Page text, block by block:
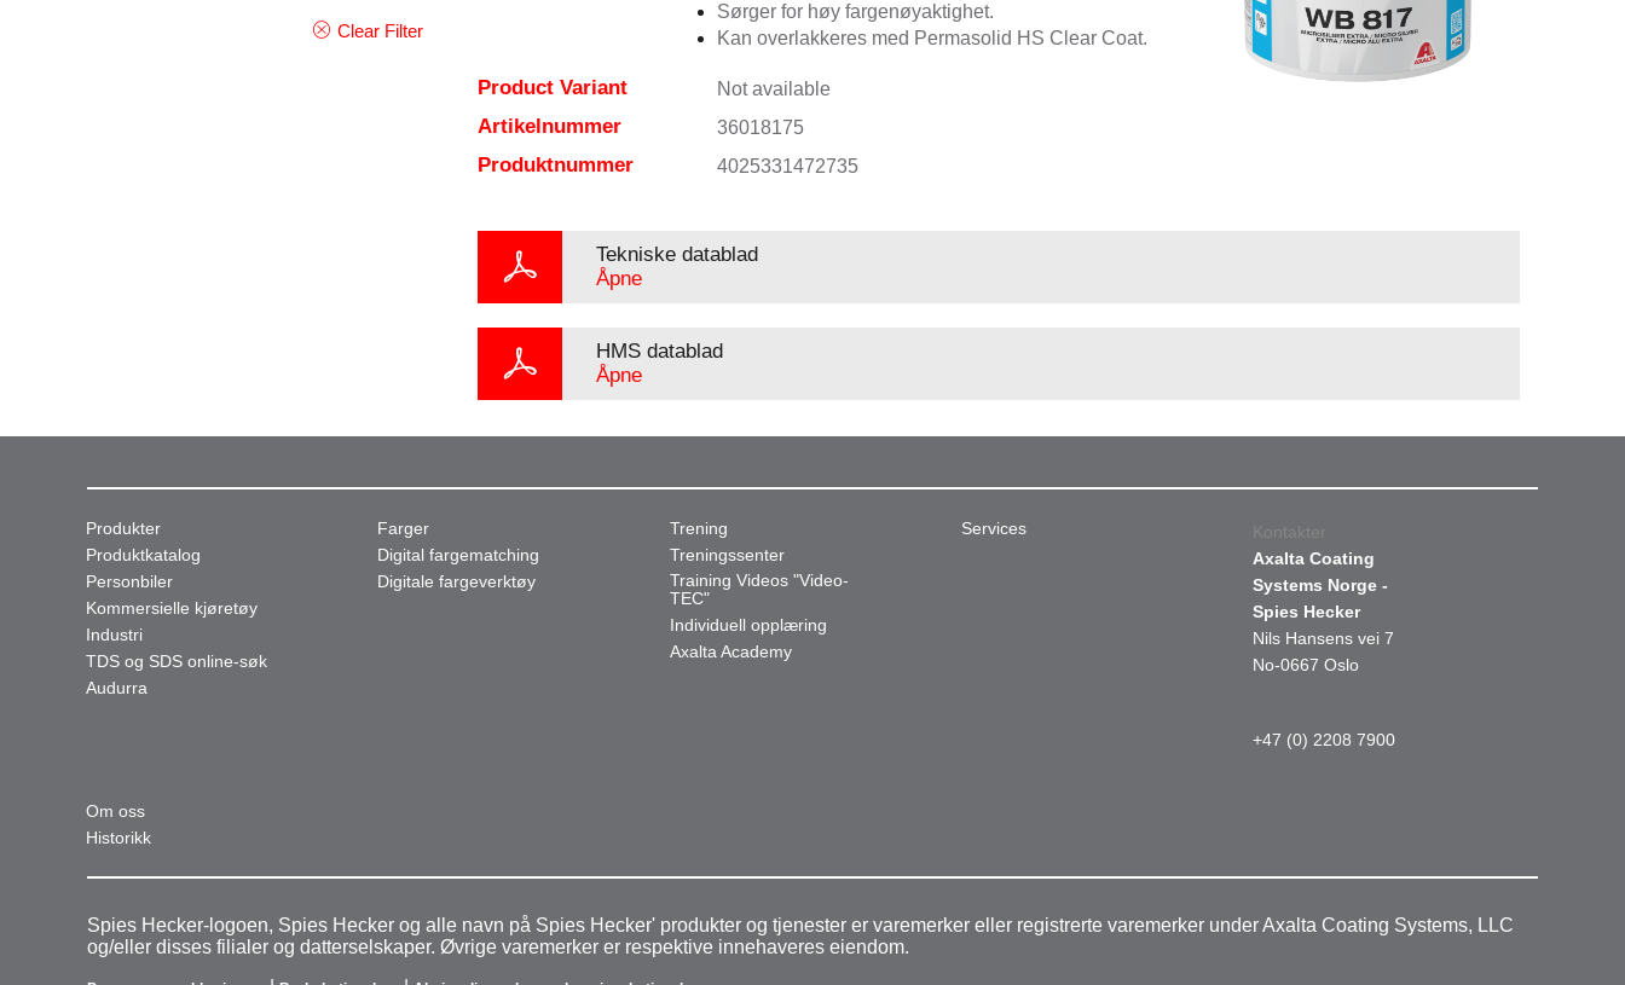
Clear Filter
Sørger for høy fargenøyaktighet.
Kan overlakkeres med Permasolid HS Clear Coat.
Product Variant Not available
Artikelnummer 36018175
Produktnummer 4025331472735
Tekniske datablad
Åpne
HMS datablad
Åpne
Produkter
Produktkatalog
Personbiler
Kommersielle kjøretøy
Industri
TDS og SDS online-søk
Audurra
Farger
Digital fargematching
Digitale fargeverktøy
Trening
Treningssenter
Training Videos "Video-
TEC"
Individuell opplæring
Axalta Academy
Services
Om oss
Historikk
Kontakter
Axalta Coating
Systems Norge -
Spies Hecker
Nils Hansens vei 7
No-0667 Oslo
+47 (0) 2208 7900
Spies Hecker-logoen, Spies Hecker og alle navn på Spies Hecker' produkter og tjenester er varemerker eller registrerte varemerker under Axalta Coating Systems, LLC
og/eller disses filialer og datterselskaper. Øvrige varemerker er respektive innehaveres eiendom.